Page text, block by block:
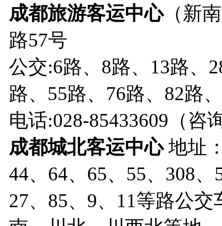
成都旅游客运中心（新
路57号
公交:6路、8路、13路、
路、55路、76路、82路
电话:028-85433609（咨
成都城北客运中心地址
44、64、65、55、308
27、85、9、11等路公